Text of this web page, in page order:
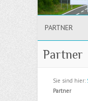
Partner
Sie sind hier:
Partner